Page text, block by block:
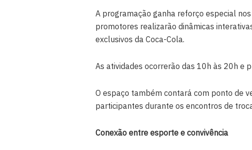
A programação ganha reforço especial
promotores realizarão dinâmicas
exclusivos da Coca-Cola.
As atividades ocorrerão das 10h às 20h e
O espaço também contará com ponto de
participantes durante os encontros de
Conexão entre esporte e convivência